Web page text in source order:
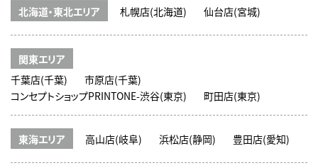
北海道・東北エリア 札幌店(北海道) 仙台店(宮城)
関東エリア
千葉店(千葉)
市原店(千葉)
コンセプトショップPRINTONE-渋谷(東京)
町田店(東京)
東海エリア 高山店(岐阜) 浜松店(静岡) 豊田店(愛知)